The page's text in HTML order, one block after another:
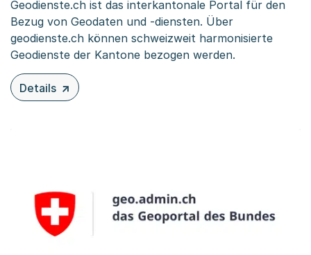
Geodienste.ch ist das interkantonale Portal für den
Bezug von Geodaten und -diensten. Über
geodienste.ch können schweizweit harmonisierte
Geodienste der Kantone bezogen werden.
Details
zu diesem Inhalt: geodienste.ch